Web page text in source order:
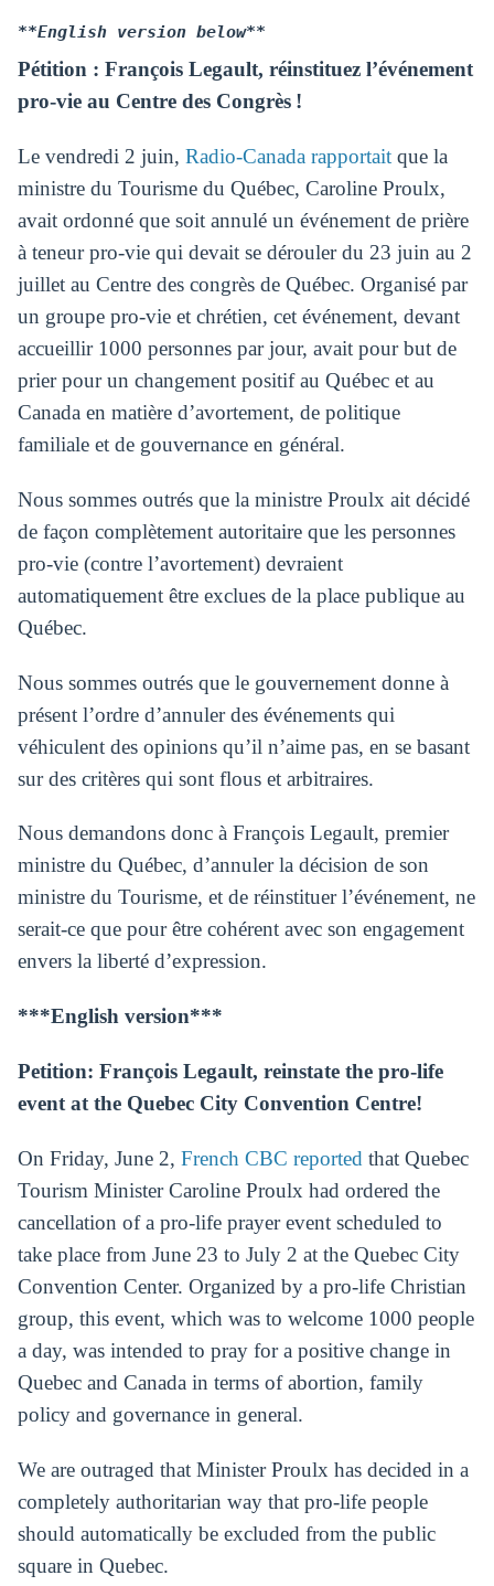
**English version below**
Pétition : François Legault, réinstituez l’événement
pro-vie au Centre des Congrès !
Le vendredi 2 juin, Radio-Canada rapportaitque la
ministre du Tourisme du Québec, Caroline Proulx,
avait ordonné que soit annulé un événement de prière
à teneur pro-vie qui devait se dérouler du 23 juin au 2
juillet au Centre des congrès de Québec. Organisé par
un groupe pro-vie et chrétien, cet événement, devant
accueillir 1000 personnes par jour, avait pour but de
prier pour un changement positif au Québec et au
Canada en matière d’avortement, de politique
familiale et de gouvernance en général.
Nous sommes outrés que la ministre Proulx ait décidé
de façon complètement autoritaire que les personnes
pro-vie (contre l’avortement) devraient
automatiquement être exclues de la place publique au
Québec.
Nous sommes outrés que le gouvernement donne à
présent l’ordre d’annuler des événements qui
véhiculent des opinions qu’il n’aime pas, en se basant
sur des critères qui sont flous et arbitraires.
Nous demandons donc à François Legault, premier
ministre du Québec, d’annuler la décision de son
ministre du Tourisme, et de réinstituer l’événement, ne
serait-ce que pour être cohérent avec son engagement
envers la liberté d’expression.
***English version***
Petition: François Legault, reinstate the pro-life
event at the Quebec City Convention Centre!
On Friday, June 2, French CBC reported that Quebec
Tourism Minister Caroline Proulx had ordered the
cancellation of a pro-life prayer event scheduled to
take place from June 23 to July 2 at the Quebec City
Convention Center. Organized by a pro-life Christian
group, this event, which was to welcome 1000 people
a day, was intended to pray for a positive change in
Quebec and Canada in terms of abortion, family
policy and governance in general.
We are outraged that Minister Proulx has decided in a
completely authoritarian way that pro-life people
should automatically be excluded from the public
square in Quebec.